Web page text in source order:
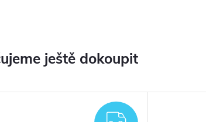
ještě dokoupit
ZDARMA